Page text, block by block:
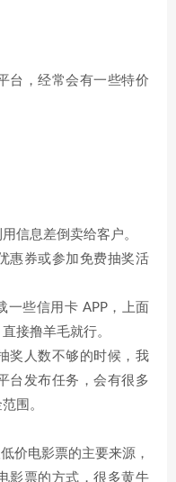
台，经常会有一些特价
信息差倒卖给客户。
惠券或参加免费抽奖活
一些信用卡 APP，上面
接撸羊毛就行。
奖人数不够的时候，我
台发布任务，会有很多
围。
价电影票的主要来源，
影票的方式，很多黄牛